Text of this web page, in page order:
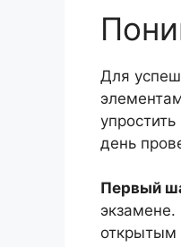
Для
день
Первый
открытым